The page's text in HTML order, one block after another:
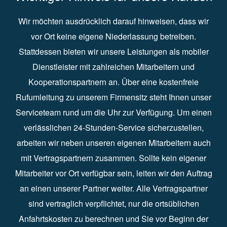
Wir möchten ausdrücklich darauf hinweisen, dass wir
vor Ort keine eigene Niederlassung betreiben.
Stattdessen bieten wir unsere Leistungen als mobiler
Dienstleister mit zahlreichen Mitarbeitern und
Kooperationspartnern an. Über eine kostenfreie
Rufumleitung zu unserem Firmensitz steht Ihnen unser
Serviceteam rund um die Uhr zur Verfügung. Um einen
verlässlichen 24-Stunden-Service sicherzustellen,
arbeiten wir neben unseren eigenen Mitarbeitern auch
mit Vertragspartnern zusammen. Sollte kein eigener
Mitarbeiter vor Ort verfügbar sein, leiten wir den Auftrag
an einen unserer Partner weiter. Alle Vertragspartner
sind vertraglich verpflichtet, nur die ortsüblichen
Anfahrtskosten zu berechnen und Sie vor Beginn der